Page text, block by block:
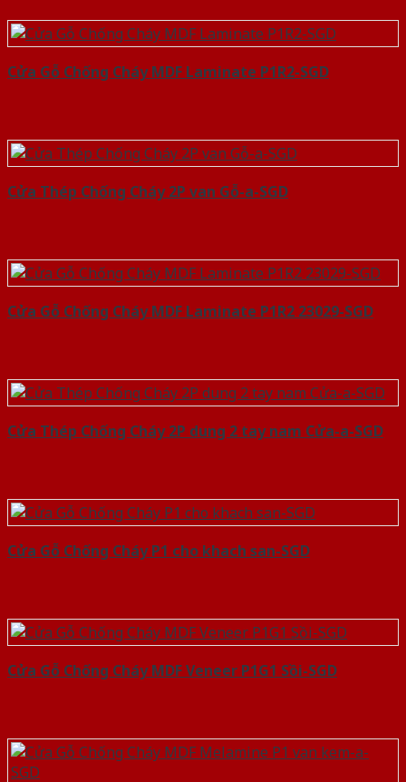
Cửa Gỗ Chống Cháy MDF Laminate P1R2-SGD
Cửa Thép Chống Cháy 2P van Gỗ-a-SGD
Cửa Gỗ Chống Cháy MDF Laminate P1R2 23029-SGD
Cửa Thép Chống Cháy 2P dung 2 tay nam Cửa-a-SGD
Cửa Gỗ Chống Cháy P1 cho khach san-SGD
Cửa Gỗ Chống Cháy MDF Veneer P1G1 Sồi-SGD